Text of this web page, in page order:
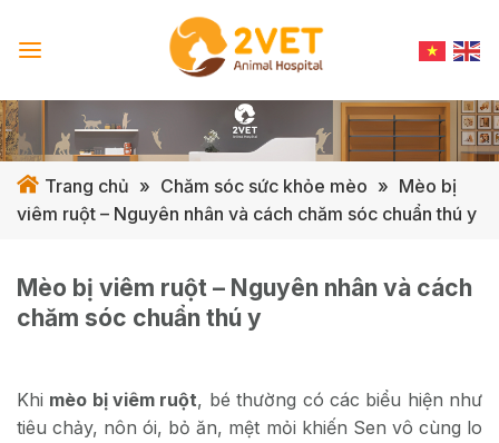
Trang chủ » Chăm sóc sức khỏe mèo » Mèo bị
viêm ruột – Nguyên nhân và cách chăm sóc chuẩn thú y
Mèo bị viêm ruột – Nguyên nhân và cách
chăm sóc chuẩn thú y
Khi mèo bị viêm ruột, bé thường có các biểu hiện như
tiêu chảy, nôn ói, bỏ ăn, mệt mỏi khiến Sen vô cùng lo